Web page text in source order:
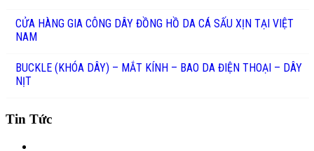
CỬA HÀNG GIA CÔNG DÂY ĐỒNG HỒ DA CÁ SẤU XỊN TẠI VIỆT
NAM
BUCKLE (KHÓA DÂY) – MẮT KÍNH – BAO DA ĐIỆN THOẠI – DÂY
NỊT
Tin Tức